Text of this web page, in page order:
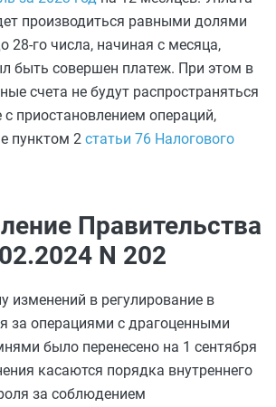
производиться равными долями
28-го числа, начиная с месяца,
быть совершен платеж. При этом в
счета не будут распространяться
приостановлением операций,
пунктом 2 статьи 76 Налогового
Правительства
N 202
изменений в регулирование в
за операциями с драгоценными
было перенесено на 1 сентября
касаются порядка внутреннего
за соблюдением